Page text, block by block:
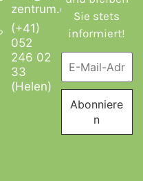
zentrum.ch
(+41)
052
246 02
33
(Helen)
Sie stets
informiert!